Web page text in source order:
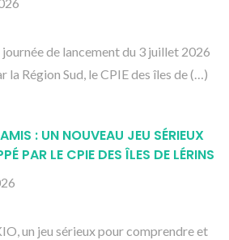
journée de lancement du 3 juillet 2026
la Région Sud, le CPIE des îles de (…)
: UN NOUVEAU JEU SÉRIEUX
PAR LE CPIE DES ÎLES DE LÉRINS
un jeu sérieux pour comprendre et